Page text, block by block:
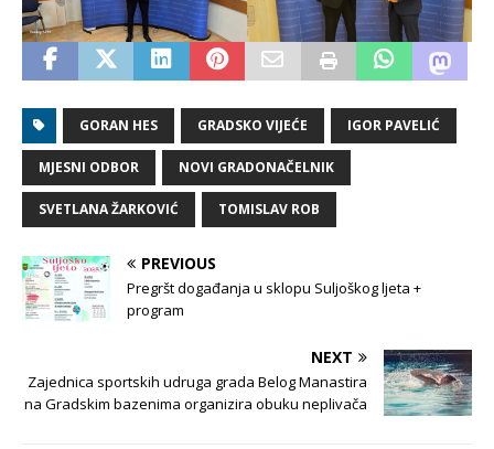
GORAN HES GRADSKO VIJEĆE IGOR PAVELIĆ
MJESNI ODBOR NOVI GRADONAČELNIK
SVETLANA ŽARKOVIĆ TOMISLAV ROB
PREVIOUS
Pregršt događanja u sklopu Suljoškog ljeta +
program
NEXT
Zajednica sportskih udruga grada Belog Manastira
na Gradskim bazenima organizira obuku neplivača